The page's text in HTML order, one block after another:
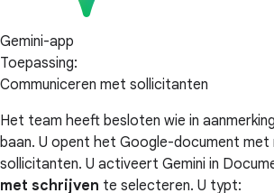
Gemini-app
Toepassing:
Communiceren met sollicitanten
Het team heeft besloten wie in
baan. U opent het Google-document
sollicitanten. U activeert Gemini in
met schrijven te selecteren. U typt: